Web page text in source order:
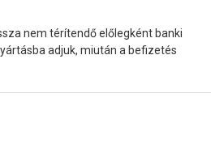
nem térítendő előlegként banki
adjuk, miután a befizetés